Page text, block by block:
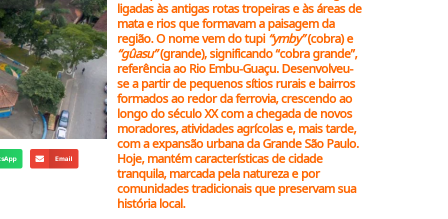
Email
ligadas às antigas rotas tropeiras e às áreas de
mata e rios que formavam a paisagem da
região. O nome vem do tupi “ymby”(cobra) e
“gûasu”(grande), significando “cobra grande”,
referência ao Rio Embu-Guaçu. Desenvolveu-
se a partir de pequenos sítios rurais e bairros
formados ao redor da ferrovia, crescendo ao
longo do século XX com a chegada de novos
moradores, atividades agrícolas e, mais tarde,
com a expansão urbana da Grande São Paulo.
Hoje, mantém características de cidade
tranquila, marcada pela natureza e por
comunidades tradicionais que preservam sua
história local.